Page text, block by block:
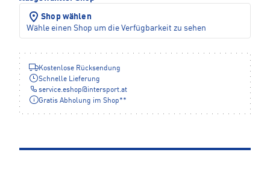
Shop wählen
Wähle einen Shop um die Verfügbarkeit zu sehen
Kostenlose Rücksendung
Schnelle Lieferung
service.eshop@intersport.at
Gratis Abholung im Shop**